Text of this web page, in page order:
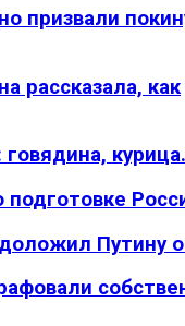
призвали
рассказала, как
подготовке
Путину